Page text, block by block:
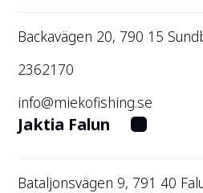
Backavägen 20, 790 15
2362170
info@miekofishing.se
Jaktia Falun
Bataljonsvägen 9, 791 40